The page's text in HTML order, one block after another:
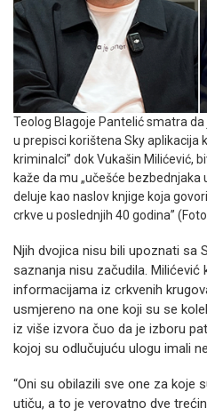
Teolog Blagoje Pantelić smatra
u prepisci korištena Sky aplikacija
kriminalci” dok Vukašin Milićević,
kaže da mu „učešće
deluje kao naslov knjige koja
crkve u poslednjih 40 godina”
Njih dvojica nisu bili upoznati sa
saznanja nisu začudila. Milićević
informacijama iz crkvenih
usmjereno na one koji su se
iz više izvora čuo da je izboru
kojoj su odlučujuću ulogu imali
“Oni su obilazili sve one za koje
utiču, a to je verovatno dve